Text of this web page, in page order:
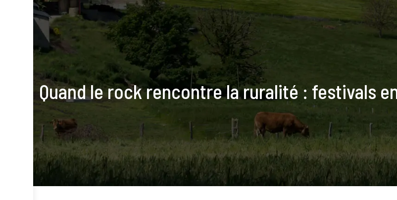
Quand le rock rencontre la ruralité : festivals